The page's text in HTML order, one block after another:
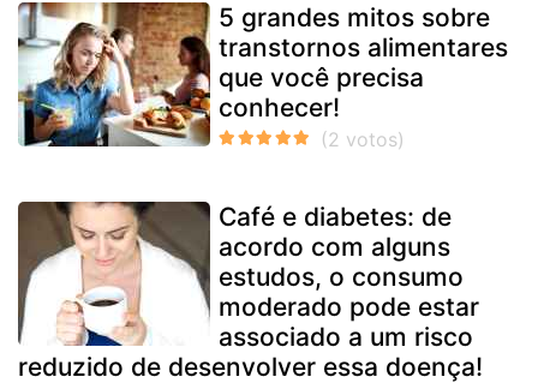
5 grandes mitos sobre
transtornos alimentares
que você precisa
conhecer!
Café e diabetes: de
acordo com alguns
estudos, o consumo
moderado pode estar
associado a um risco
reduzido de desenvolver essa doença!